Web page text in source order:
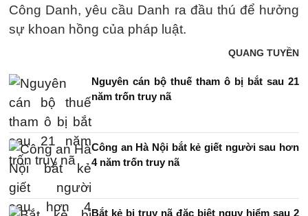
Công Danh, yêu cầu Danh ra đầu thú để hưởng
sự khoan hồng của pháp luật.
QUANG TUYỀN
Nguyên cán bộ thuế tham ô bị bắt sau 21
năm trốn truy nã
Công an Hà Nội bắt kẻ giết người sau hơn
4 năm trốn truy nã
Bắt kẻ bị truy nã đặc biệt nguy hiểm sau 2